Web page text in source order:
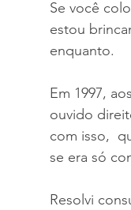
Se você
estou
enquanto.
Em 1997,
ouvido
com isso,
se era só
Resolvi